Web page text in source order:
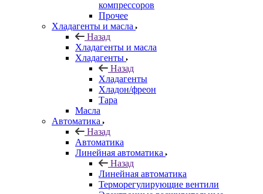
компрессоров
Прочее
Хладагенты и масла
Назад
Хладагенты и масла
Хладагенты
Назад
Хладагенты
Хладон/фреон
Тара
Масла
Автоматика
Назад
Автоматика
Линейная автоматика
Назад
Линейная автоматика
Терморегулирующие вентили